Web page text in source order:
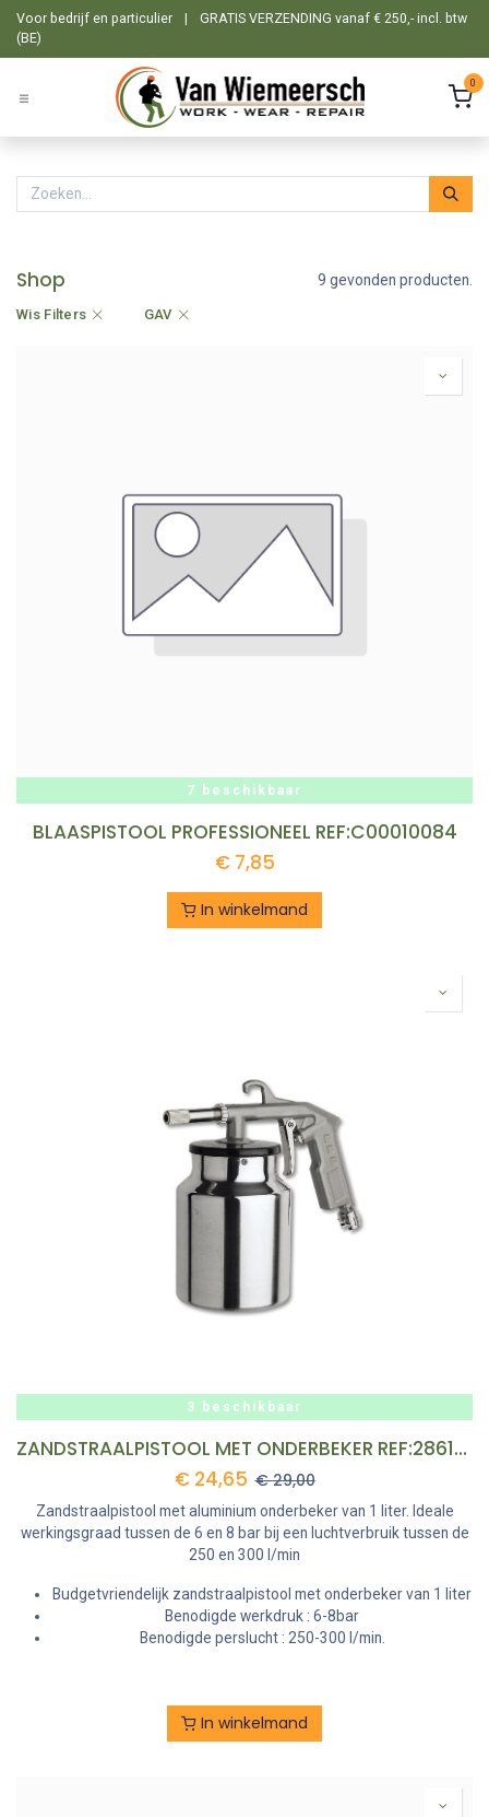
Overslaan naar inhoud
Voor bedrijf en particulier |
GRATIS VERZENDING vanaf € 250,- incl. btw
(BE)
0
Shop 9 gevonden producten.
Wis Filters GAV
7 beschikbaar
BLAASPISTOOL PROFESSIONEEL REF:C00010084
€ 7,85
In winkelmand
3 beschikbaar
ZANDSTRAALPISTOOL MET ONDERBEKER REF:28616 CONTIMAC
€ 24,65 €29,00
Zandstraalpistool met aluminium onderbeker van 1 liter. Ideale
werkingsgraad tussen de 6 en 8 bar bij een luchtverbruik tussen de
250 en 300 l/min
Budgetvriendelijk zandstraalpistool met onderbeker van 1 liter
Benodigde werkdruk : 6-8bar
Benodigde perslucht : 250-300 l/min.
In winkelmand